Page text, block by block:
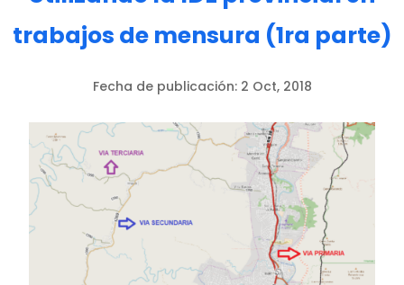
trabajos de mensura (1ra parte)
Fecha de publicación: 2 Oct, 2018